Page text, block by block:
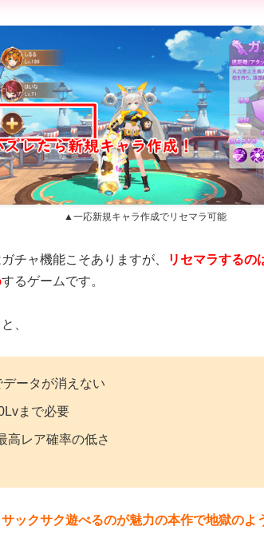
▲一応新規キャラ作成でリセマラ可能
チャ機能こそありますが、
リセマラするの
するゲームです。
、
ータが消えない
まで必要
高レア確率の低さ
サックサク遊べるのが魅力の本作で地獄のよ